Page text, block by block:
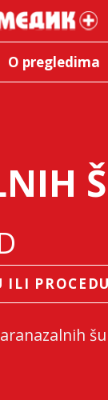
O pregledima
ILI